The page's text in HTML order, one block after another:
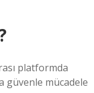
platformda
güvenle mücadele